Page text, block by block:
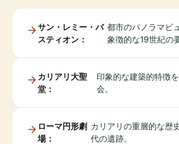
サン・レミー・バ
スティオン：
都市のパノラマビ
象徴的な19世紀の
カリアリ大聖
堂：
印象的な建築的特徴
会。
ローマ円形劇
場：
カリアリの重層的な歴
代の遺跡。